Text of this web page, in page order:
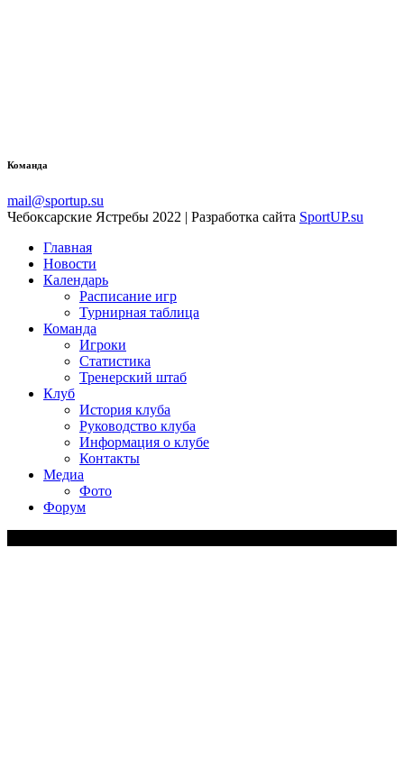
Команда
mail@sportup.su
Чебоксарские Ястребы 2022 | Разработка сайта SportUP.su
Главная
Новости
Календарь
Расписание игр
Турнирная таблица
Команда
Игроки
Статистика
Тренерский штаб
Клуб
История клуба
Руководство клуба
Информация о клубе
Контакты
Медиа
Фото
Форум